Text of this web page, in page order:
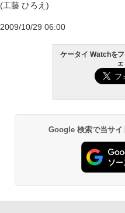
(工藤 ひろえ)
2009/10/29 06:00
ケータイ Watchを
Google 検索で当サイ